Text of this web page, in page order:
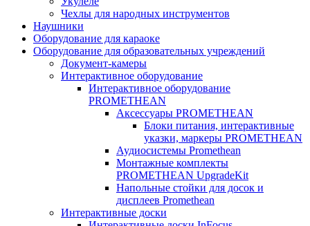
Чехлы для народных инструментов
Наушники
Оборудование для караоке
Оборудование для образовательных учреждений
Документ-камеры
Интерактивное оборудование
Интерактивное оборудование
PROMETHEAN
Аксессуары PROMETHEAN
Блоки питания, интерактивные
указки, маркеры PROMETHEAN
Аудиосистемы Promethean
Монтажные комплекты
PROMETHEAN UpgradeKit
Напольные стойки для досок и
дисплеев Promethean
Интерактивные доски